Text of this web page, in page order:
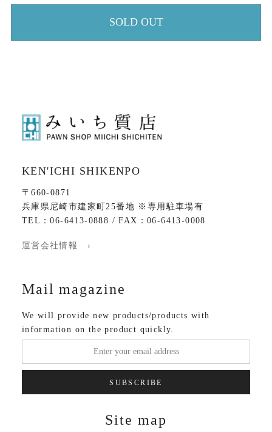
SOLD OUT
KEN'ICHI SHIKENPO
〒660-0871
兵庫県尼崎市建家町25番地 ※専用駐車場有
TEL：06-6413-0888 / FAX：06-6413-0008
運営会社情報 ›
Mail magazine
We will provide new products/products with
information on the product quickly.
SUBSCRIBE
Site map